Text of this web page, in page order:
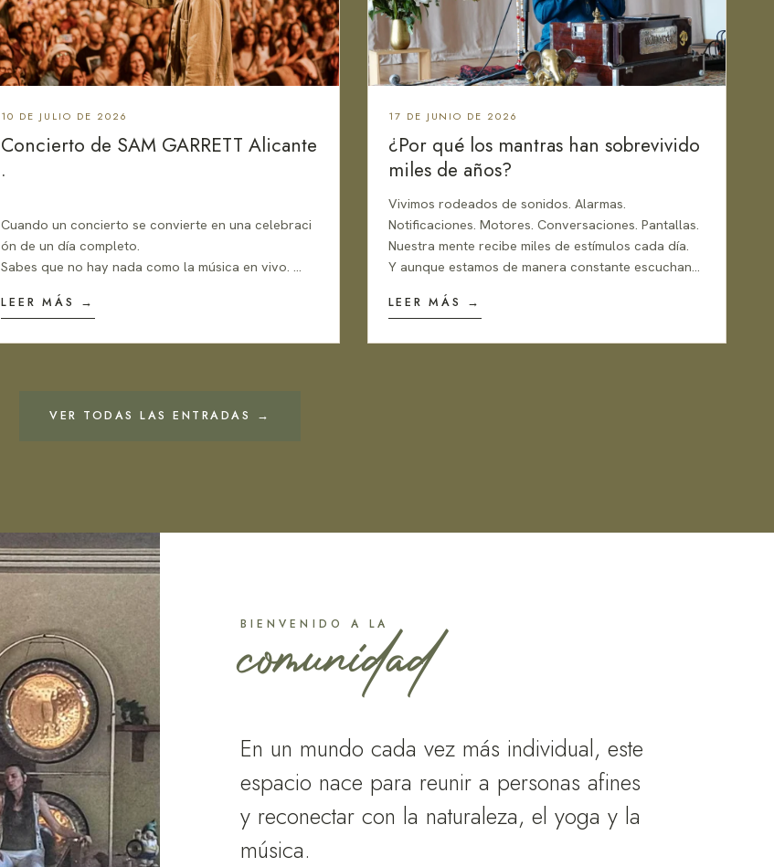
10 DE JULIO DE 2026
Concierto de SAM GARRETT Alicante
.
Cuando un concierto se convierte en una celebraci
ón de un día completo.
Sabes que no hay nada como la música en vivo.
Tiene algo de tribal. Ancestral.
Cuando tenía 20 años, vivió en un Ashram en Inglate
LEER MÁS →
17 DE JUNIO DE 2026
¿Por qué los mantras han sobrevivido
miles de años?
Vivimos rodeados de sonidos. Alarmas.
Notificaciones. Motores. Conversaciones. Pantallas.
Nuestra mente recibe miles de estímulos cada día.
Y aunque estamos de manera constante escuchand
poder del sonido.
LEER MÁS →
VER TODAS LAS ENTRADAS →
BIENVENIDO A LA
comunidad
En un mundo cada vez más individual, este
espacio nace para reunir a personas afines
y reconectar con la naturaleza, el yoga y la
música.